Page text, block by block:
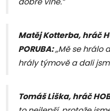
Matěj Kotterba, hráč
PORUBA:,,Mě se hrálo
hrály týmově a dali
Tomáš Liška, hráč